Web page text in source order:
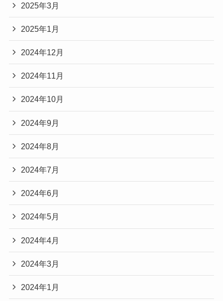
2025年3月
2025年1月
2024年12月
2024年11月
2024年10月
2024年9月
2024年8月
2024年7月
2024年6月
2024年5月
2024年4月
2024年3月
2024年1月